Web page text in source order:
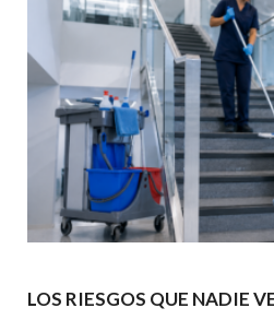
LOS RIESGOS QUE NADIE